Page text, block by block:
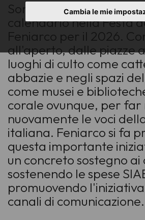
Cambia le mie
Sono oltre 180 i
calendario nella Festa
Feniarco per il 2026.
all'aperto, dalle piazze
luoghi di culto come
abbazie e negli spazi
come musei e
corale ovunque, per far
nuovamente le voci
italiana. Feniarco si fa
questa importante
un concreto sostegno ai
sostenendo le spese
promuovendo l'iniziativa
canali di comunicazione.